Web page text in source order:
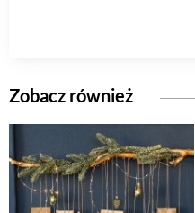
Zobacz również